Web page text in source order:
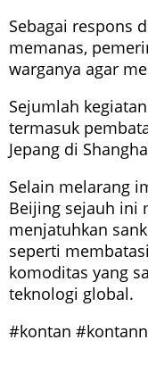
Sebagai respons
memanas,
warganya agar
Sejumlah
termasuk
Jepang di
Selain melarang
Beijing sejauh ini
menjatuhkan
seperti
komoditas yang
teknologi global.
#kontan